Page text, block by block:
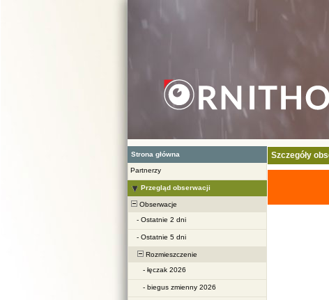
Strona główna
Partnerzy
Przegląd obserwacji
Obserwacje
- Ostatnie 2 dni
- Ostatnie 5 dni
Rozmieszczenie
- łęczak 2026
- biegus zmienny 2026
Szczegóły